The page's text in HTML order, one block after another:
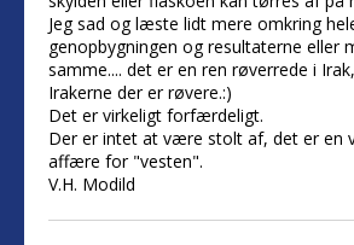
Jeg sad og læste lidt mere omkring
genopbygningen og resultaterne eller
samme.... det er en ren røverrede i
Irakerne der er røvere.:)
Det er virkeligt forfærdeligt.
Der er intet at være stolt af, det er en
affære for "vesten".
V.H. Modild